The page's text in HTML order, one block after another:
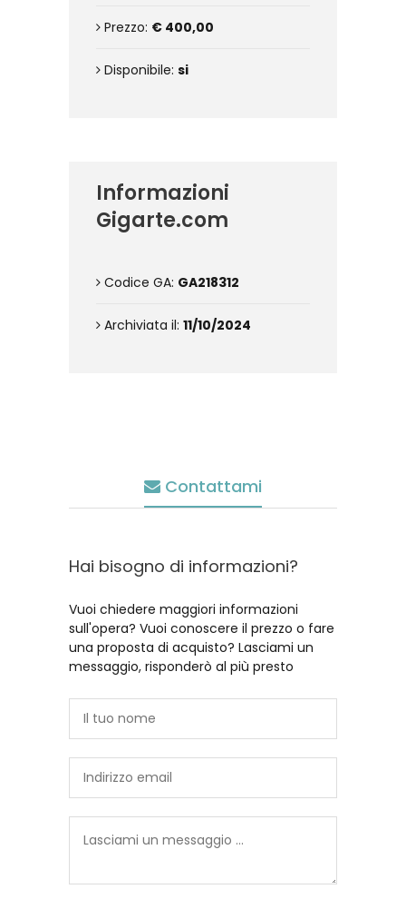
Prezzo: € 400,00
Disponibile: si
Informazioni
Gigarte.com
Codice GA: GA218312
Archiviata il: 11/10/2024
Contattami
Hai bisogno di informazioni?
Vuoi chiedere maggiori informazioni
sull'opera? Vuoi conoscere il prezzo o fare
una proposta di acquisto? Lasciami un
messaggio, risponderò al più presto